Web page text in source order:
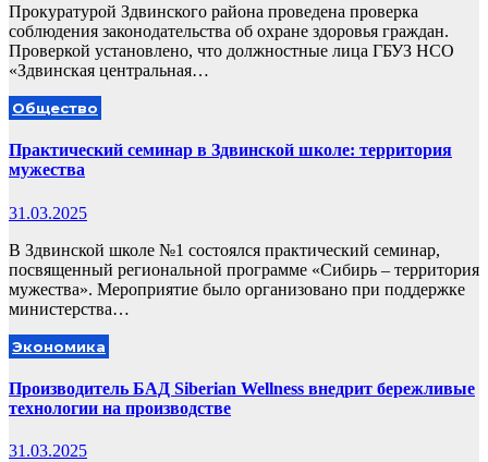
Прокуратурой Здвинского района проведена проверка
соблюдения законодательства об охране здоровья граждан.
Проверкой установлено, что должностные лица ГБУЗ НСО
«Здвинская центральная…
Общество
Практический семинар в Здвинской школе: территория
мужества
31.03.2025
В Здвинской школе №1 состоялся практический семинар,
посвященный региональной программе «Сибирь – территория
мужества». Мероприятие было организовано при поддержке
министерства…
Экономика
Производитель БАД Siberian Wellness внедрит бережливые
технологии на производстве
31.03.2025